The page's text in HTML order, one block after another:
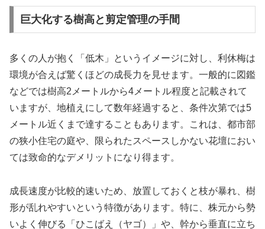
巨大化する樹高と剪定管理の手間
多くの人が抱く「低木」というイメージに対し、利休梅は
環境が合えば驚くほどの成長力を見せます。一般的に図鑑
などでは樹高2メートルから4メートル程度と記載されて
いますが、地植えにして数年経過すると、条件次第では5
メートル近くまで達することもあります。これは、都市部
の狭小住宅の庭や、限られたスペースしかない花壇におい
ては致命的なデメリットになり得ます。
成長速度が比較的速いため、放置しておくと枝が暴れ、樹
形が乱れやすいという特徴があります。特に、株元から勢
いよく伸びる「ひこばえ（ヤゴ）」や、幹から垂直に立ち